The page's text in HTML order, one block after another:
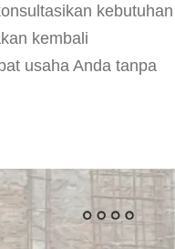
kebutuhan
kembali
usaha Anda tanpa